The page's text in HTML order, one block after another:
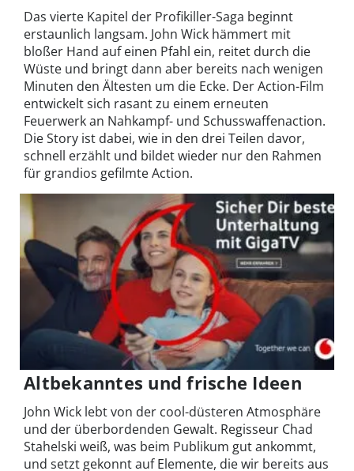
Das vierte Kapitel der Profikiller-Saga beginnt
erstaunlich langsam. John Wick hämmert mit
bloßer Hand auf einen Pfahl ein, reitet durch die
Wüste und bringt dann aber bereits nach wenigen
Minuten den Ältesten um die Ecke. Der Action-Film
entwickelt sich rasant zu einem erneuten
Feuerwerk an Nahkampf- und Schusswaffenaction.
Die Story ist dabei, wie in den drei Teilen davor,
schnell erzählt und bildet wieder nur den Rahmen
für grandios gefilmte Action.
Altbekanntes und frische Ideen
John Wick lebt von der cool-düsteren Atmosphäre
und der überbordenden Gewalt. Regisseur Chad
Stahelski weiß, was beim Publikum gut ankommt,
und setzt gekonnt auf Elemente, die wir bereits aus